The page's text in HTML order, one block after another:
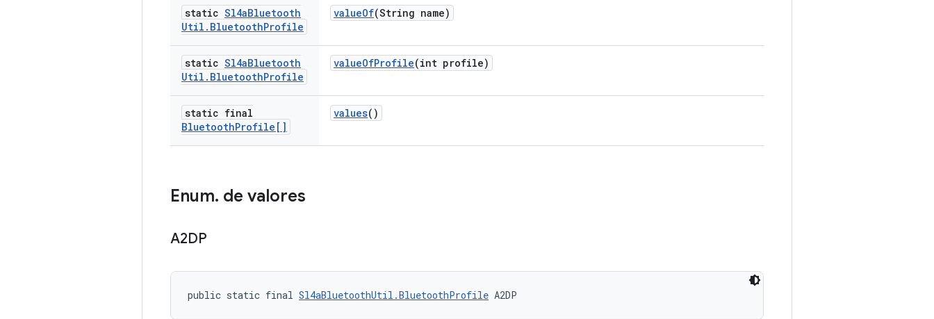
static Sl4aBluetooth
Util . BluetoothProfile
valueOf(String name)
static Sl4aBluetooth
Util . BluetoothProfile
valueOfProfile(int profile)
static final
BluetoothProfile[]
values()
Enum. de valores
A2DP
public static final Sl4aBluetoothUtil.BluetoothProfile A2DP